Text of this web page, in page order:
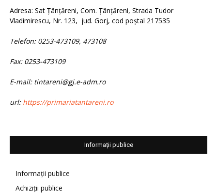
Adresa: Sat Țânțăreni, Com. Țânțăreni, Strada Tudor
Vladimirescu, Nr. 123, jud. Gorj, cod poștal 217535
Telefon: 0253-473109, 473108
Fax: 0253-473109
E-mail: tintareni@gj.e-adm.ro
url: https://primariatantareni.ro
Informații publice
Informații publice
Achiziții publice